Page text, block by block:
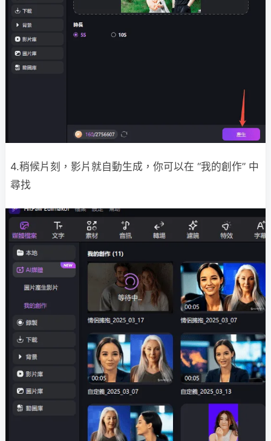
4.稍候片刻，影片就自動生成，你可以在 “我的創作” 中
尋找